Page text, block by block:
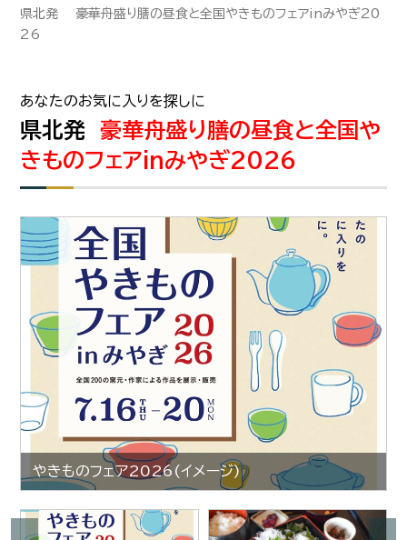
県北発 豪華舟盛り膳の昼食と全国やきものフェアinみやぎ20
26
あなたのお気に入りを探しに
県北発豪華舟盛り膳の昼食と全国や
きものフェアinみやぎ2026
やきものフェア2026(イメージ)